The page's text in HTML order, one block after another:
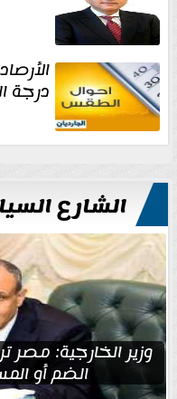
درجة
الشارع
وزير الخارجية: مصر
الضم أو